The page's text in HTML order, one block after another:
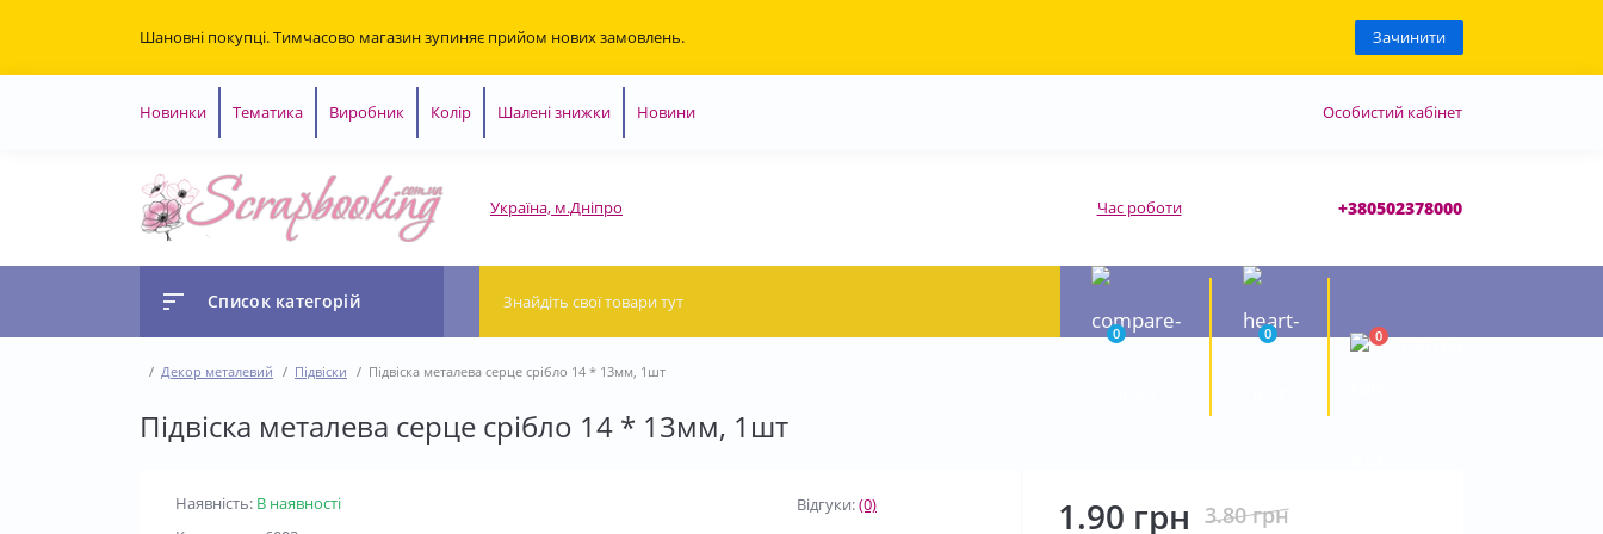
Шановні покупці. Тимчасово магазин зупиняє прийом нових замовлень. Зачинити
Новинки Тематика Виробник Колір Шалені знижки Новини Особистий кабінет
Україна, м.Дніпро Час роботи +380502378000
Список категорій
0 0 0
Декор металевий Підвіски Підвіска металева серце срібло 14 * 13мм, 1шт
Підвіска металева серце срібло 14 * 13мм, 1шт
Наявність: В наявності
Відгуки:(0) 1.90 грн 3.80 грн